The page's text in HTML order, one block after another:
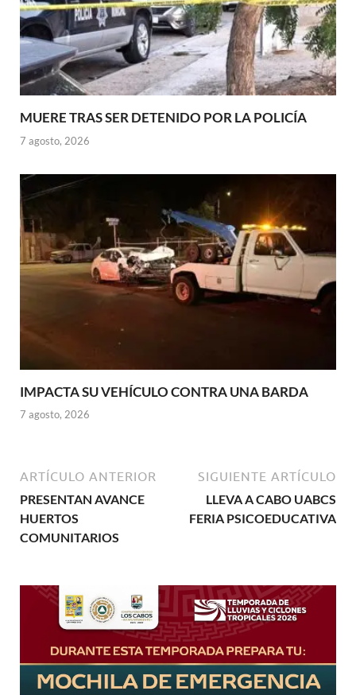
MUERE TRAS SER DETENIDO POR LA POLICÍA
7 agosto, 2026
IMPACTA SU VEHÍCULO CONTRA UNA BARDA
7 agosto, 2026
ARTÍCULO ANTERIOR
PRESENTAN AVANCE
HUERTOS
COMUNITARIOS
SIGUIENTE ARTÍCULO
LLEVA A CABO UABCS
FERIA PSICOEDUCATIVA